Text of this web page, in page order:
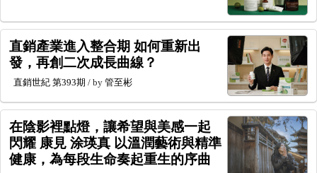
直銷產業進入整合期 如何重新出
發，再創二次成長曲線？
直銷世紀 第393期 / by 管至彬
在陰影裡點燈，讓希望與美感一起
閃耀 康見 涂瑛真 以溫潤藝術與精準
健康，為每段生命奏起重生的序曲